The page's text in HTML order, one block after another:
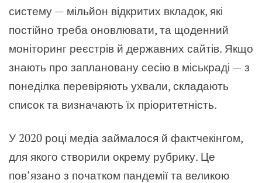
систему — мільйон відкритих вкладок, які
постійно треба оновлювати, та щоденний
моніторинг реєстрів й державних сайтів. Якщо
знають про заплановану сесію в міськраді — з
понеділка перевіряють ухвали, складають
список та визначають їх пріоритетність.
У 2020 році медіа займалося й фактчекінгом,
для якого створили окрему рубрику. Це
пов’язано з початком пандемії та великою